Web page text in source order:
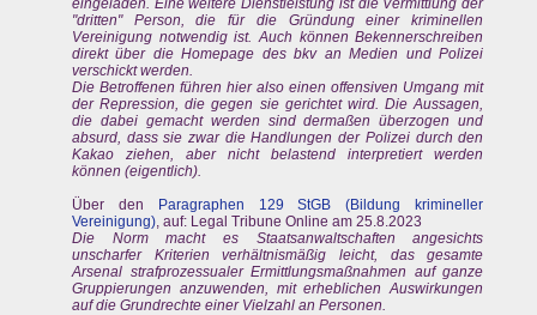
eingeladen. Eine weitere Dienstleistung ist die Vermittlung der
"dritten" Person, die für die Gründung einer kriminellen
Vereinigung notwendig ist. Auch können Bekennerschreiben
direkt über die Homepage des bkv an Medien und Polizei
verschickt werden.
Die Betroffenen führen hier also einen offensiven Umgang mit
der Repression, die gegen sie gerichtet wird. Die Aussagen,
die dabei gemacht werden sind dermaßen überzogen und
absurd, dass sie zwar die Handlungen der Polizei durch den
Kakao ziehen, aber nicht belastend interpretiert werden
können (eigentlich).
Über den
Paragraphen 129 StGB (Bildung krimineller
Vereinigung), auf: Legal Tribune Online am 25.8.2023
Die Norm macht es Staatsanwaltschaften angesichts
unscharfer Kriterien verhältnismäßig leicht, das gesamte
Arsenal strafprozessualer Ermittlungsmaßnahmen auf ganze
Gruppierungen anzuwenden, mit erheblichen Auswirkungen
auf die Grundrechte einer Vielzahl an Personen.